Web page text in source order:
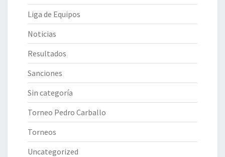
Liga de Equipos
Noticias
Resultados
Sanciones
Sin categoría
Torneo Pedro Carballo
Torneos
Uncategorized